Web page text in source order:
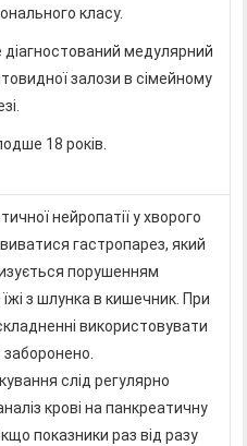
класу.
діагностований медулярний
залози в сімейному
18 років.
нейропатії у хворого
гастропарез, який
порушенням
з шлунка в кишечник. При
використовувати
слід регулярно
крові на панкреатичну
показники раз від разу